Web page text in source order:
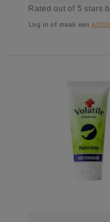
Ratedout of 5 stars
Log in of maak een